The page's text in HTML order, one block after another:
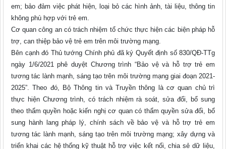
em; bảo đảm việc phát hiện, loại bỏ các hình ảnh, tài liệu, thông tin
không phù hợp với trẻ em.
Cơ quan công an có trách nhiệm tổ chức thực hiện các biện pháp hỗ
trợ, can thiệp bảo vệ trẻ em trên môi trường mạng.
Bên cạnh đó Thủ tướng Chính phủ đã ký Quyết định số 830/QĐ-TTg
ngày 1/6/2021 phê duyệt Chương trình “Bảo vệ và hỗ trợ trẻ em
tương tác lành mạnh, sáng tạo trên môi trường mạng giai đoạn 2021-
2025”. Theo đó, Bộ Thông tin và Truyền thông là cơ quan chủ trì
thực hiện Chương trình, có trách nhiệm rà soát, sửa đổi, bổ sung
theo thẩm quyền hoặc kiến nghị cơ quan có thẩm quyền sửa đổi, bổ
sung hành lang pháp lý, chính sách về bảo vệ và hỗ trợ trẻ em
tương tác lành mạnh, sáng tạo trên môi trường mạng; xây dựng và
triển khai các hệ thống kỹ thuật hỗ trợ việc kết nối, chia sẻ dữ liệu,